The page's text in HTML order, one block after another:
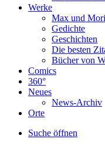
Werke
Max und
Gedichte
Geschichten
Die besten
Bücher von
Comics
360°
Neues
News-Archiv
Orte
Suche öffnen